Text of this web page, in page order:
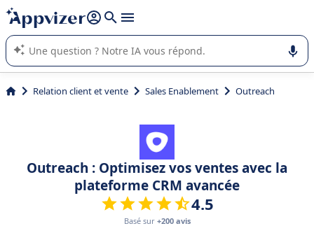
répondre (plusieurs lignes avec
L'IA de Appvizer vous guide dans l'utilisation ou la sélection de
logiciel SaaS en entreprise.
Relation client et vente Sales Enablement Outreach
Outreach : Optimisez vos ventes avec la
plateforme CRM avancée
4.5
Basé sur +200 avis